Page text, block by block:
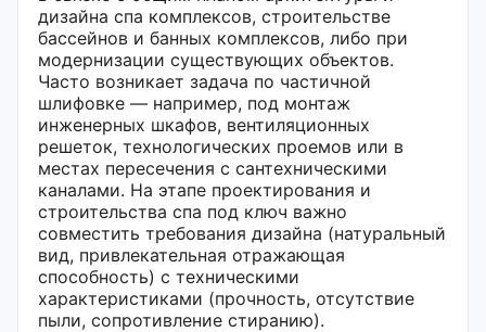
дизайна спа комплексов, строительстве
бассейнов и банных комплексов, либо при
модернизации существующих объектов.
Часто возникает задача по частичной
шлифовке — например, под монтаж
инженерных шкафов, вентиляционных
решеток, технологических проемов или в
местах пересечения с сантехническими
каналами. На этапе проектирования и
строительства спа под ключ важно
совместить требования дизайна (натуральный
вид, привлекательная отражающая
способность) с техническими
характеристиками (прочность, отсутствие
пыли, сопротивление стиранию).